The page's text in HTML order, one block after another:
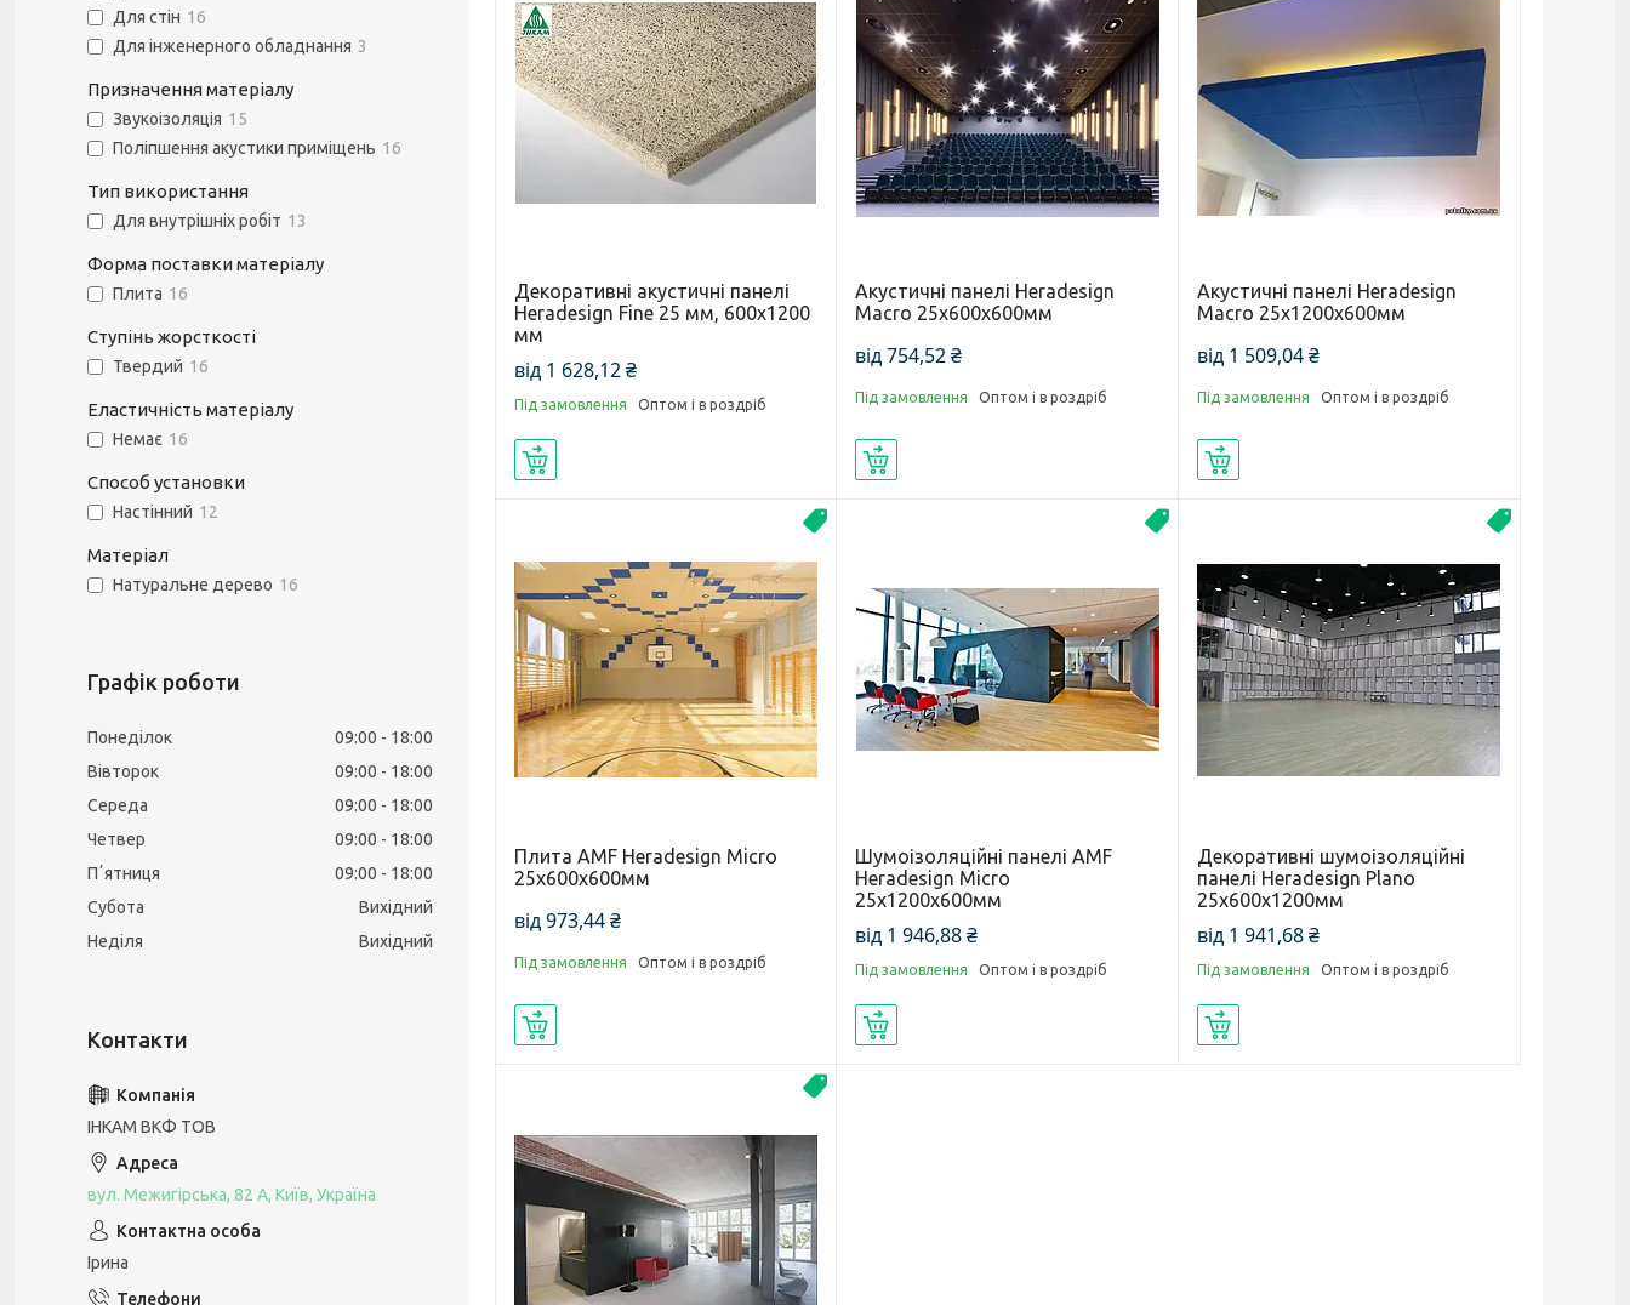
Декоративні акустичні панелі
Heradesign Fine 25 мм, 600х1200
мм
від 1 628,12 ₴
Під замовлення Оптом і в роздріб
Акустичні панелі Heradesign
Macro 25х600х600мм
від 754,52 ₴
Під замовлення Оптом і в роздріб
Акустичні панелі Heradesign
Macro 25х1200х600мм
від 1 509,04 ₴
Під замовлення Оптом і в роздріб
Плита AMF Heradesign Micro
25х600х600мм
від 973,44 ₴
Під замовлення Оптом і в роздріб
Шумоізоляційні панелі AMF
Heradesign Micro
25х1200х600мм
від 1 946,88 ₴
Під замовлення Оптом і в роздріб
Декоративні шумоізоляційні
панелі Heradesign Plano
25х600х1200мм
від 1 941,68 ₴
Під замовлення Оптом і в роздріб
Для стін 16
Для інженерного обладнання 3
Призначення матеріалу
Звукоізоляція 15
Поліпшення акустики приміщень 16
Тип використання
Для внутрішніх робіт 13
Форма поставки матеріалу
Плита 16
Ступінь жорсткості
Твердий 16
Еластичність матеріалу
Немає 16
Способ установки
Настінний 12
Матеріал
Натуральне дерево 16
Графік роботи
Понеділок 09:00
18:00
Вівторок
09:00
18:00
Середа
09:00
18:00
Четвер
09:00
18:00
Пʼятниця
09:00
18:00
Субота
Вихідний
Неділя
Вихідний
ІНКАМ ВКФ ТОВ
вул. Межигірська, 82 А, Київ, Україна
Ірина